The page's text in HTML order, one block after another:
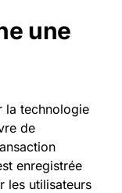
une
la technologie
de
enregistrée
les utilisateurs